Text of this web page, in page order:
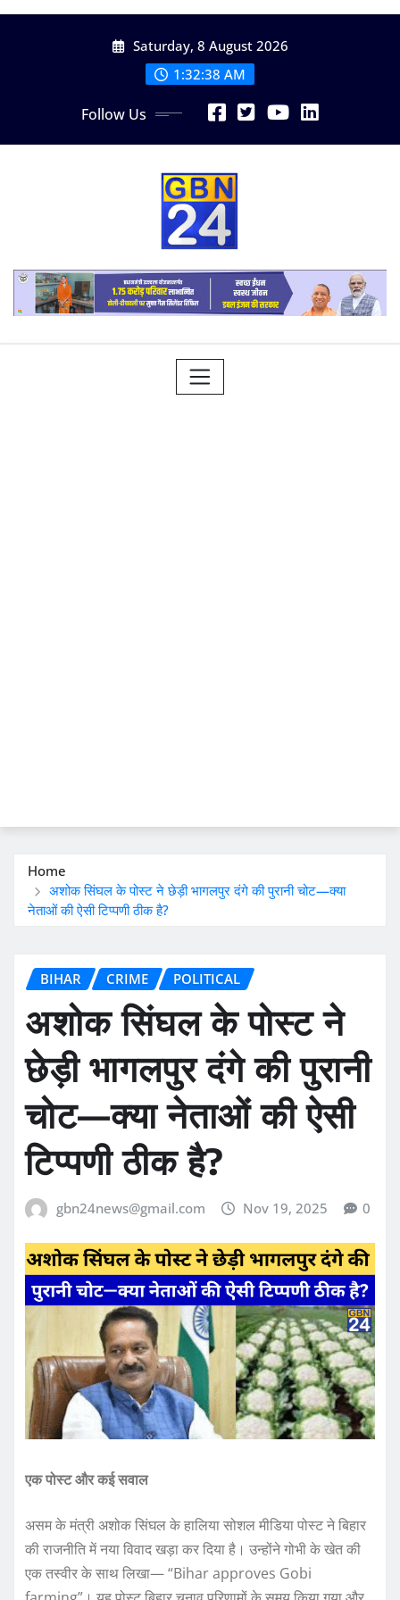
Saturday, 8 August 2026
1:32:40 AM
Follow Us
Home
अशोक सिंघल के पोस्ट ने छेड़ी भागलपुर दंगे की पुरानी चोट—क्या
नेताओं की ऐसी टिप्पणी ठीक है?
BIHAR CRIME POLITICAL
अशोक सिंघल के पोस्ट ने
छेड़ी भागलपुर दंगे की पुरानी
चोट—क्या नेताओं की ऐसी
टिप्पणी ठीक है?
gbn24news@gmail.com Nov 19, 2025 0
एक पोस्ट और कई सवाल
असम के मंत्री अशोक सिंघल के हालिया सोशल मीडिया पोस्ट ने बिहार
की राजनीति में नया विवाद खड़ा कर दिया है। उन्होंने गोभी के खेत की
एक तस्वीर के साथ लिखा— “Bihar approves Gobi